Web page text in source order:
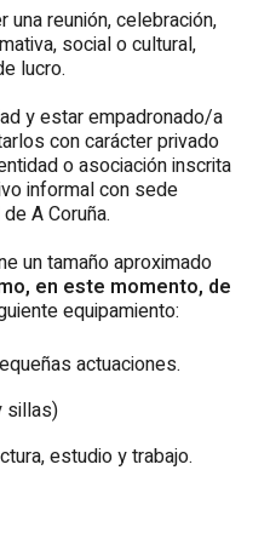
reunión, celebración,
social o cultural,
lucro.
y estar empadronado/a
con carácter privado
o asociación inscrita
informal con sede
A Coruña.
un tamaño aproximado
en este momento, de
equipamiento:
actuaciones.
sillas)
estudio y trabajo.